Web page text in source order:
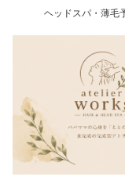
ヘッドスパ・薄毛